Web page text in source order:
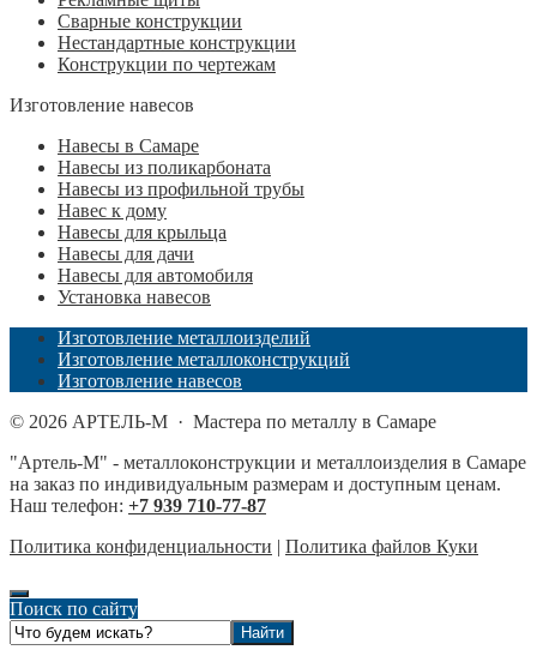
Сварные конструкции
Нестандартные конструкции
Конструкции по чертежам
Изготовление навесов
Навесы в Самаре
Навесы из поликарбоната
Навесы из профильной трубы
Навес к дому
Навесы для крыльца
Навесы для дачи
Навесы для автомобиля
Установка навесов
Изготовление металлоизделий
Изготовление металлоконструкций
Изготовление навесов
© 2026 АРТЕЛЬ-М · Мастера по металлу в Самаре
"Артель-М" - металлоконструкции и металлоизделия в Самаре
на заказ по индивидуальным размерам и доступным ценам.
Наш телефон: +7 939 710-77-87
Политика конфиденциальности | Политика файлов Куки
Поиск по сайту